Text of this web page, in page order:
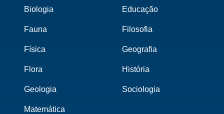
Biologia
Fauna
Física
Flora
Geologia
Matemática
Educação
Filosofia
Geografia
História
Sociologia